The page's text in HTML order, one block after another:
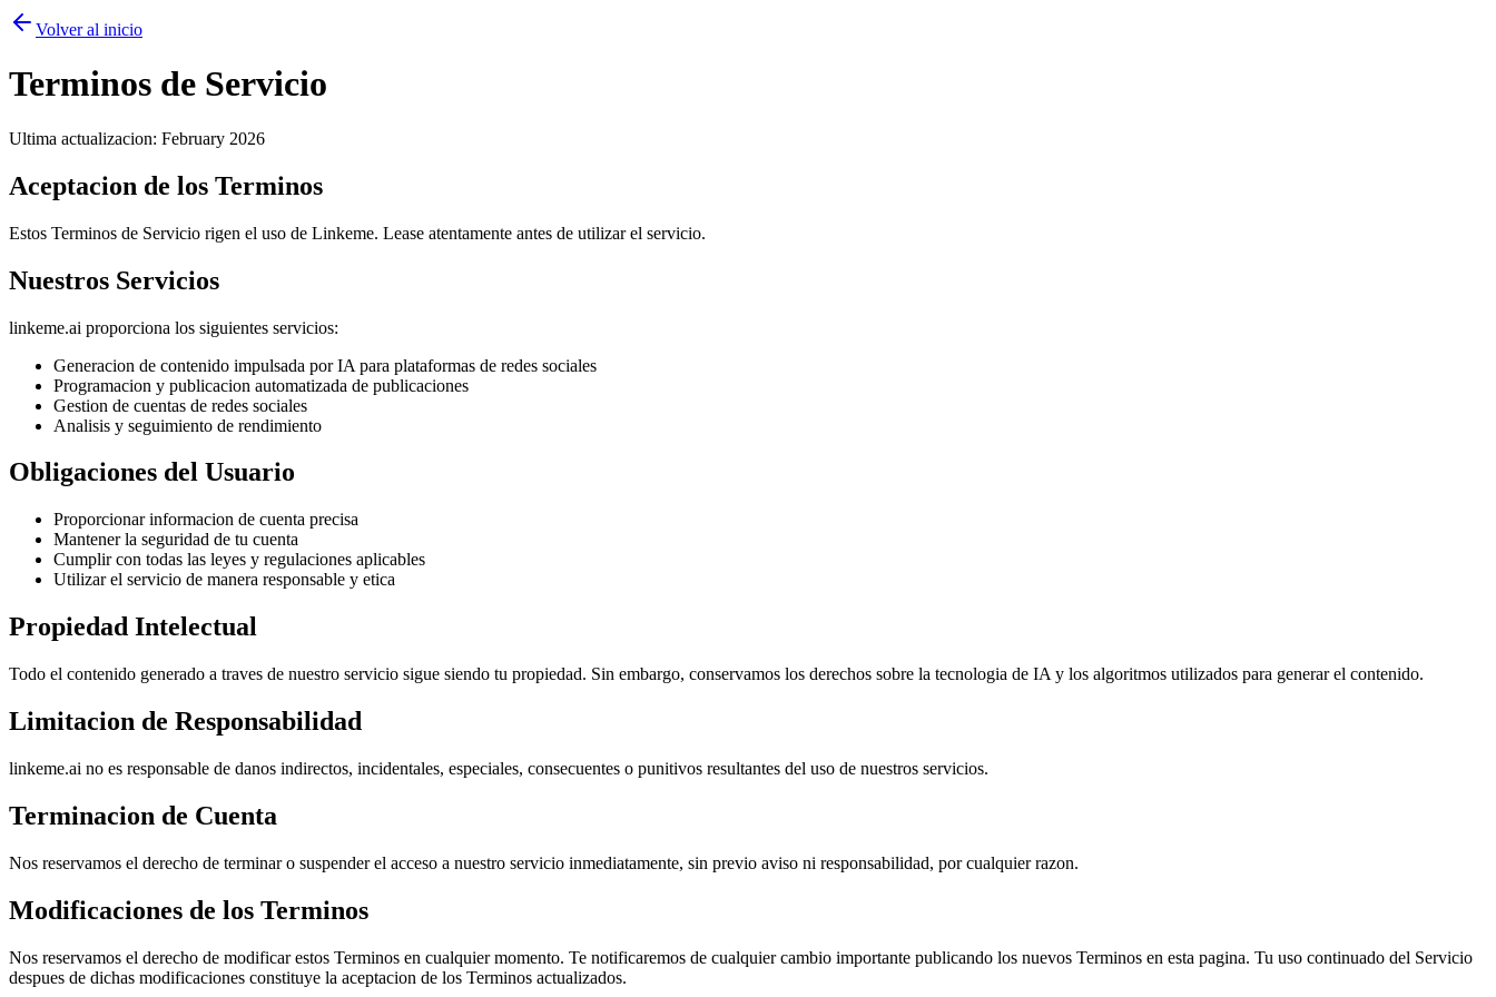
Volver al inicio
Terminos de Servicio
Ultima actualizacion: February 2026
Aceptacion de los Terminos
Estos Terminos de Servicio rigen el uso de Linkeme. Lease atentamente antes de utilizar el servicio.
Nuestros Servicios
linkeme.ai proporciona los siguientes servicios:
Generacion de contenido impulsada por IA para plataformas de redes sociales
Programacion y publicacion automatizada de publicaciones
Gestion de cuentas de redes sociales
Analisis y seguimiento de rendimiento
Obligaciones del Usuario
Proporcionar informacion de cuenta precisa
Mantener la seguridad de tu cuenta
Cumplir con todas las leyes y regulaciones aplicables
Utilizar el servicio de manera responsable y etica
Propiedad Intelectual
Todo el contenido generado a traves de nuestro servicio sigue siendo tu propiedad. Sin embargo, conservamos los derechos sobre la tecnologia de IA y los algoritmos utilizados para generar el contenido.
Limitacion de Responsabilidad
linkeme.ai no es responsable de danos indirectos, incidentales, especiales, consecuentes o punitivos resultantes del uso de nuestros servicios.
Terminacion de Cuenta
Nos reservamos el derecho de terminar o suspender el acceso a nuestro servicio inmediatamente, sin previo aviso ni responsabilidad, por cualquier razon.
Modificaciones de los Terminos
Nos reservamos el derecho de modificar estos Terminos en cualquier momento. Te notificaremos de cualquier cambio importante publicando los nuevos Terminos en esta pagina. Tu uso continuado del Servicio
despues de dichas modificaciones constituye la aceptacion de los Terminos actualizados.